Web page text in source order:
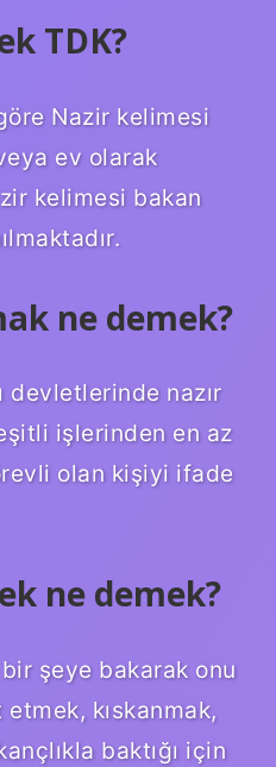
TDK?
Nazir kelimesi
ev olarak
kelimesi bakan
ne demek?
devletlerinde nazır
işlerinden en az
olan kişiyi ifade
ne demek?
şeye bakarak onu
kıskanmak,
baktığı için